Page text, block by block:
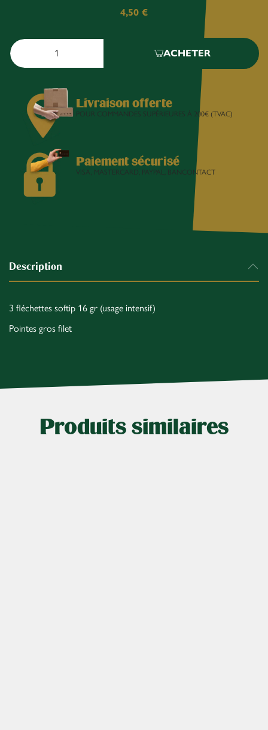
4,50 €
ACHETER
Livraison offerte
POUR COMMANDES SUPÉRIEURES À 200€ (TVAC)
Paiement sécurisé
VISA, MASTERCARD, PAYPAL, BANCONTACT
Description
3 fléchettes softip 16 gr (usage intensif)
Pointes gros filet
Produits similaires